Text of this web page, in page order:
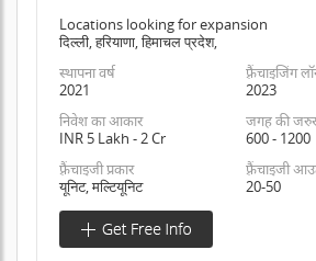
Locations looking for expansion
दिल्ली, हरियाणा, हिमाचल प्रदेश,
स्थापना वर्ष
2021
फ़्रैंचाइजिंग
2023
निवेश का आकार
INR 5 Lakh - 2 Cr
जगह की
600 - 1200
फ़्रैंचाइजी प्रकार
यूनिट, मल्टियूनिट
फ़्रैंचाइजी
20-50